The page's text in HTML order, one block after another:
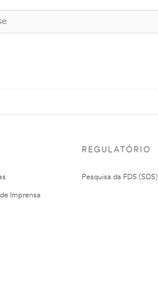
Imprensa
REGULATÓRIO
Pesquisa da FDS (SDS)